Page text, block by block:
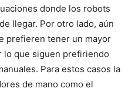
donde los robots
llegar. Por otro lado, aún
prefieren tener un mayor
lo que siguen prefiriendo
Para estos casos la
de mano como el